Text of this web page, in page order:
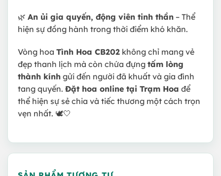
🌿 An ủi gia quyến, động viên tinh thần – Thể
hiện sự đồng hành trong thời điểm khó khăn.
Vòng hoa Tình Hoa CB202 không chỉ mang vẻ
đẹp thanh lịch mà còn chứa đựng tấm lòng
thành kính gửi đến người đã khuất và gia đình
tang quyến. Đặt hoa online tại Trạm Hoa để
thể hiện sự sẻ chia và tiếc thương một cách trọn
vẹn nhất. 🕊🤍